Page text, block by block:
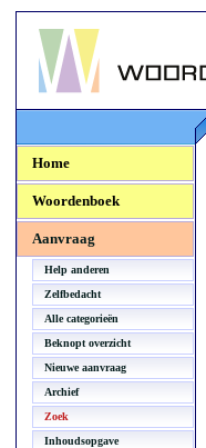
Woordenboek.NU
Home
Woordenboek
Aanvraag
Help anderen
Zelfbedacht
Alle categorieën
Beknopt overzicht
Nieuwe aanvraag
Archief
Zoek
Inhoudsopgave